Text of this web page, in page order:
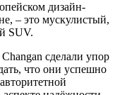
дизайн-
– это мускулистый,
SUV.
сделали упор
что они успешно